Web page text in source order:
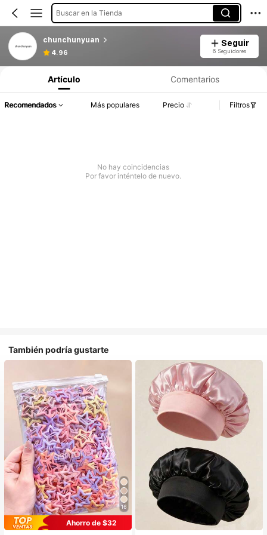
Buscar en la Tienda
chunchunyuan
4.96
Seguir
6 Seguidores
Artículo Comentarios
Recomendados Más populares Precio Filtros
No hay coincidencias
Por favor inténtelo de nuevo.
También podría gustarte
16
Ahorro de $32